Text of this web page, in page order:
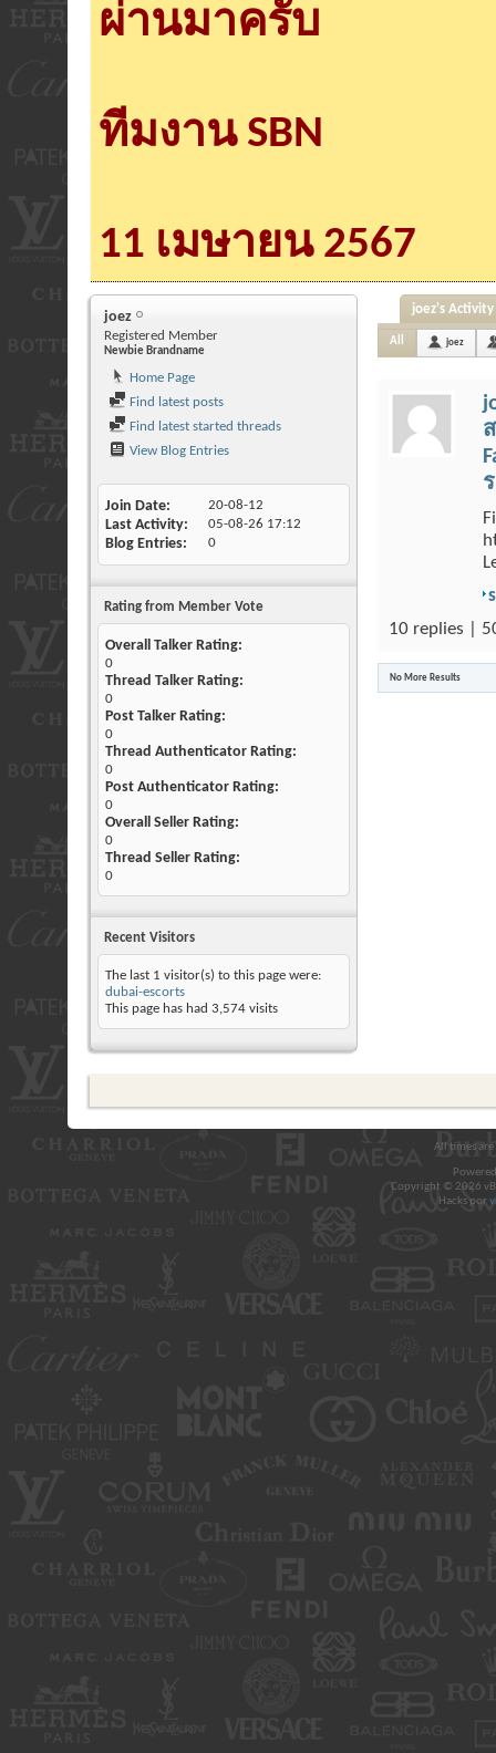
ผ่านมาครับ
ทีมงาน SBN
11 เมษายน 2567
joez
Registered Member
Newbie Brandname
Home Page
Find latest posts
Find latest started threads
View Blog Entries
Join Date 20-08-12
Last Activity 05-08-26 17:12
Blog Entries 0
Rating from Member Vote
Overall Talker Rating:
0
Thread Talker Rating:
0
Post Talker Rating:
0
Thread Authenticator Rating:
0
Post Authenticator Rating:
0
Overall Seller Rating:
0
Thread Seller Rating:
0
Recent Visitors
The last 1 visitor(s) to this page were:
dubai-escorts
This page has had 3,574visits
joez's Activity
All joez
10 replies |
No More Results
All times
Copyright © 2026
Hacks por